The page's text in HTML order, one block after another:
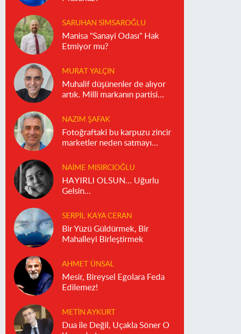
SARUHAN SIMSAROĞLU
Manisa "Sanayi Odası" Hak
Etmiyor mu?
MURAT YALÇIN
Muhalif düşünenler de alıyor
artık. Milli markanın partisi
NAZIM ŞAFAK
Fotoğraftaki bu karpuzu zincir
marketler neden satmayı
NAIME MISIRCIOĞLU
HAYIRLI OLSUN… Uğurlu
Gelsin…
SERPIL KAYA CERAN
Bir Yüzü Güldürmek, Bir
Mahalleyi Birleştirmek
AHMET ÜNSAL
Mesir, Bireysel Egolara Feda
Edilemez!
METIN AYKURT
Dua ile Değil, Uçakla Söner O